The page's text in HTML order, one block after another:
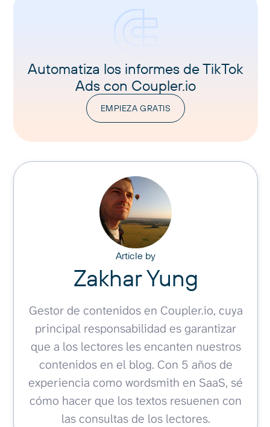
Automatiza los informes de TikTok
Ads con Coupler.io
EMPIEZA GRATIS
Article by
Zakhar Yung
Gestor de contenidos en Coupler.io, cuya
principal responsabilidad es garantizar
que a los lectores les encanten nuestros
contenidos en el blog. Con 5 años de
experiencia como wordsmith en SaaS, sé
cómo hacer que los textos resuenen con
las consultas de los lectores.